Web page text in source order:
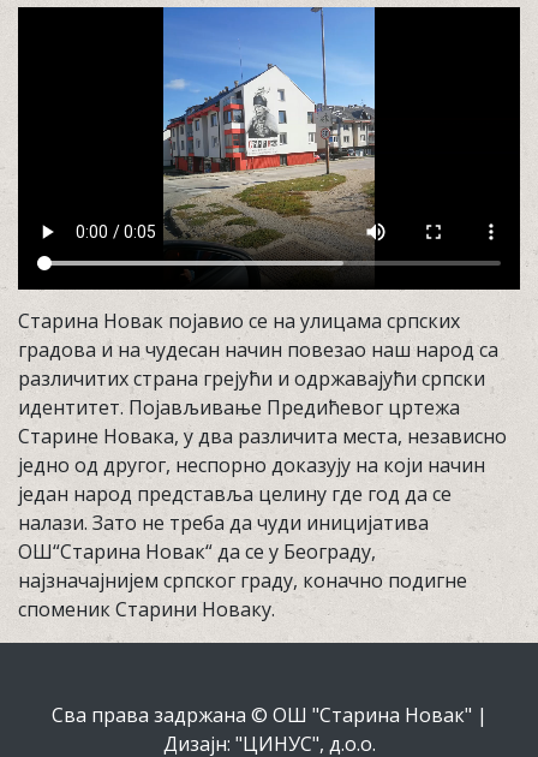
Старина Новак појавио се на улицама српских
градова и на чудесан начин повезао наш народ са
различитих страна грејући и одржавајући српски
идентитет. Појављивање Предићевог цртежа
Старине Новака, у два различита места, независно
једно од другог, неспорно доказују на који начин
један народ представља целину где год да се
налази. Зато не треба да чуди иницијатива
ОШ“Старина Новак“ да се у Београду,
најзначајнијем српског граду, коначно подигне
споменик Старини Новаку.
Сва права задржана © ОШ "Старина Новак" |
Дизајн: "ЦИНУС", д.о.о.